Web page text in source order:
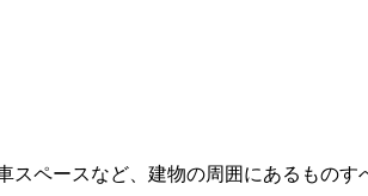
ペースなど、建物の周囲にあるものす